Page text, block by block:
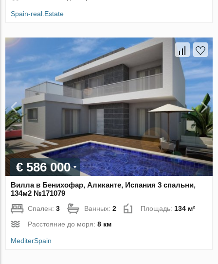
Spain-real.Estate
€ 586 000
Вилла в Бенихофар, Аликанте, Испания 3 спальни,
134м2 №171079
Спален:3 Ванных:2 Площадь: 134 м²
Расстояние до моря:8 км
MediterSpain